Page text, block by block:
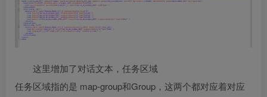
这里增加了对话文本，任务区域
任务区域指的是 map-group和Group，这两个都对应着对应